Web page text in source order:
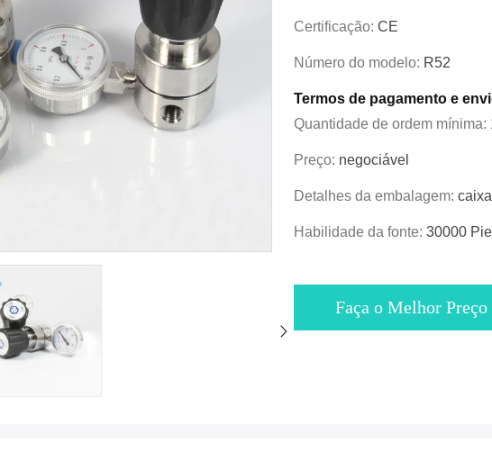
Certificação: CE
Número do modelo: R52
Termos de pagamento e
Quantidade de ordem mínima:
Preço: negociável
Detalhes da embalagem:
Habilidade da fonte: 30000
Faça o Melhor Preço